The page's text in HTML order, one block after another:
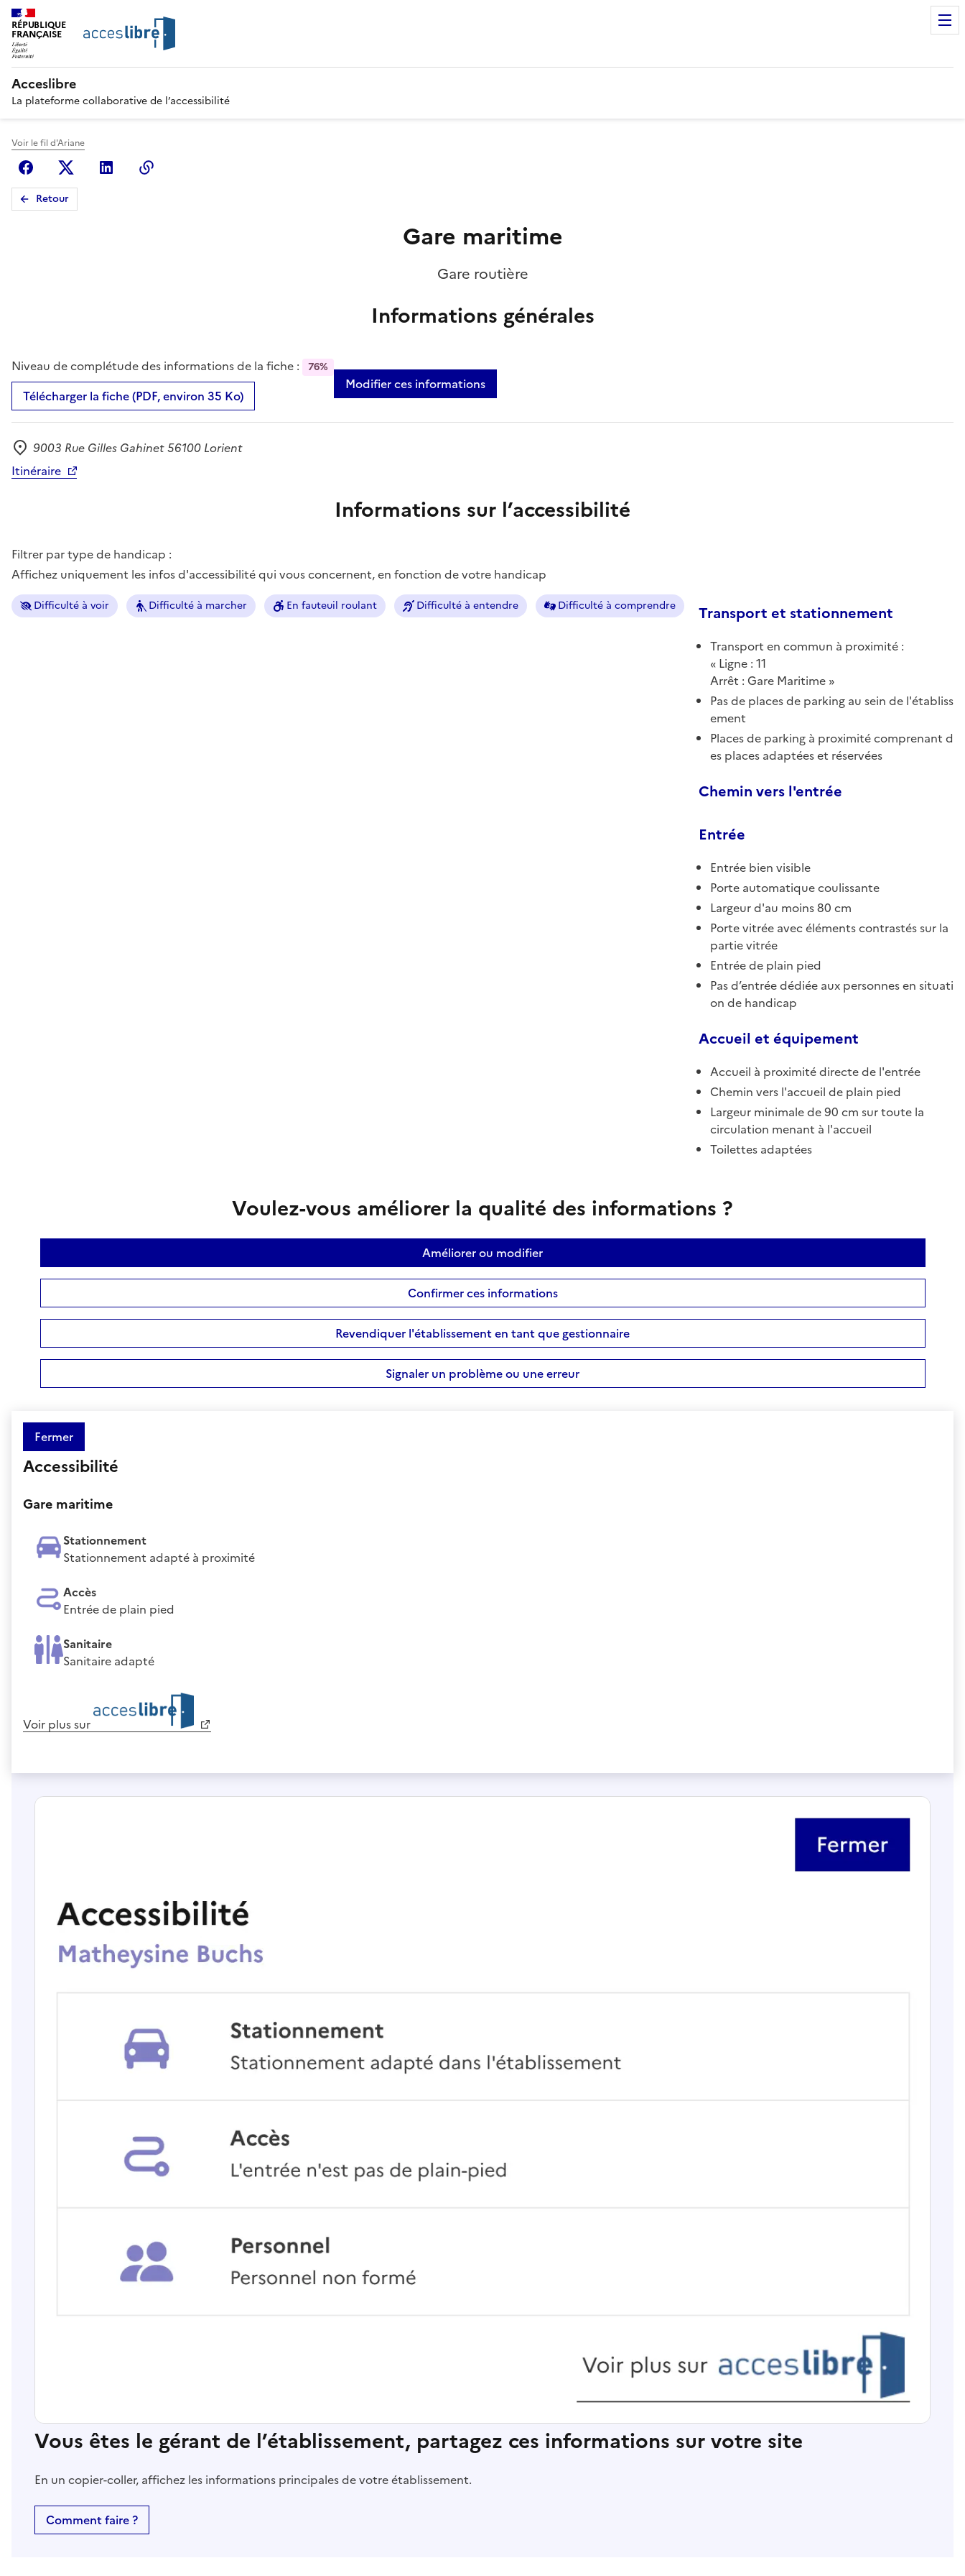
RÉPUBLIQUE
FRANÇAISE
Acceslibre
La plateforme collaborative de l’accessibilité
Voir le fil d'Ariane
FacebookX (anciennement Twitter)
Linkedin
Retour
Gare maritime
Gare routière
Informations générales
Niveau de complétude des informations de la fiche : 76%
Télécharger la fiche (PDF, environ 35 Ko)
Modifier ces informations
Adresse
9003 Rue Gilles Gahinet 56100 Lorient
Itinéraire
Informations sur l’accessibilité
Filtrer par type de handicap :
Affichez uniquement les infos d'accessibilité qui vous concernent, en fonction de votre handicap
Difficulté à voir Difficulté à marcher En fauteuil roulant Difficulté à entendre Difficulté à comprendre Transport et stationnement
Transport en commun à proximité :
Ligne : 11
Arrêt : Gare Maritime
Pas de places de parking au sein de l'établiss
ement
Places de parking à proximité comprenant d
es places adaptées et réservées
Chemin vers l'entrée
Entrée
Entrée bien visible
Porte automatique coulissante
Largeur d'au moins 80 cm
Porte vitrée avec éléments contrastés sur la
partie vitrée
Entrée de plain pied
Pas d’entrée dédiée aux personnes en situati
on de handicap
Accueil et équipement
Accueil à proximité directe de l'entrée
Chemin vers l'accueil de plain pied
Largeur minimale de 90 cm sur toute la
circulation menant à l'accueil
Toilettes adaptées
Voulez-vous améliorer la qualité des informations ?
Améliorer ou modifier
Confirmer ces informations
Revendiquer l'établissement en tant que gestionnaire
Signaler un problème ou une erreur
Fermer
Accessibilité
Gare maritime
Stationnement
Stationnement adapté à proximité
Accès
Entrée de plain pied
Sanitaire
Sanitaire adapté
Voir plus sur
Vous êtes le gérant de l’établissement, partagez ces informations sur votre site
En un copier-coller, affichez les informations principales de votre établissement.
Comment faire ?